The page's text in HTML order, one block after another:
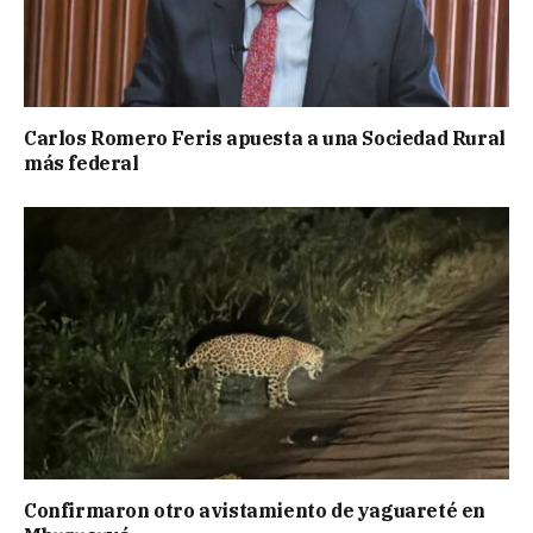
Carlos Romero Feris apuesta a una Sociedad Rural
más federal
Confirmaron otro avistamiento de yaguareté en